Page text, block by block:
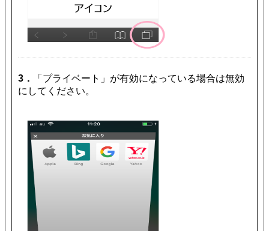
3．
「プライベート」が有効になっている場合は無効
にしてください。